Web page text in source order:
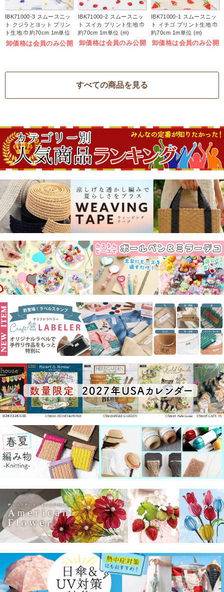
IBK71000-3 スムースニッ
ト クジラとヨット プリン
ト生地 巾約70cm 1m単位
(m)
卸価格は会員のみ公開
IBK71000-2 スムースニッ
ト スイカ プリント生地 巾
約70cm 1m単位 (m)
卸価格は会員のみ公開
IBK71000-1 スムースニッ
ト イチゴ プリント生地 巾
約70cm 1m単位 (m)
卸価格は会員のみ公開
すべての商品を見る